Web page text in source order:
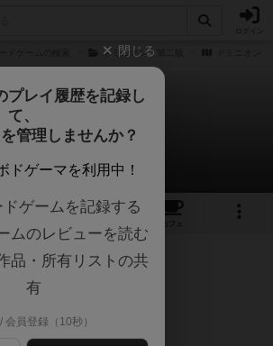
ドミニオン：第二版
ドミニオン
AQ Loungeさんのレビュー
15 86
カフェ
0 5年以上前
ゲーム。
閉じる
プレイ履歴を記録し
て、
管理しませんか？
ドゲーマを利用中！
ゲームを記録する
ムのレビューを読む
品・所有リストの共
有
会員登録（10秒）